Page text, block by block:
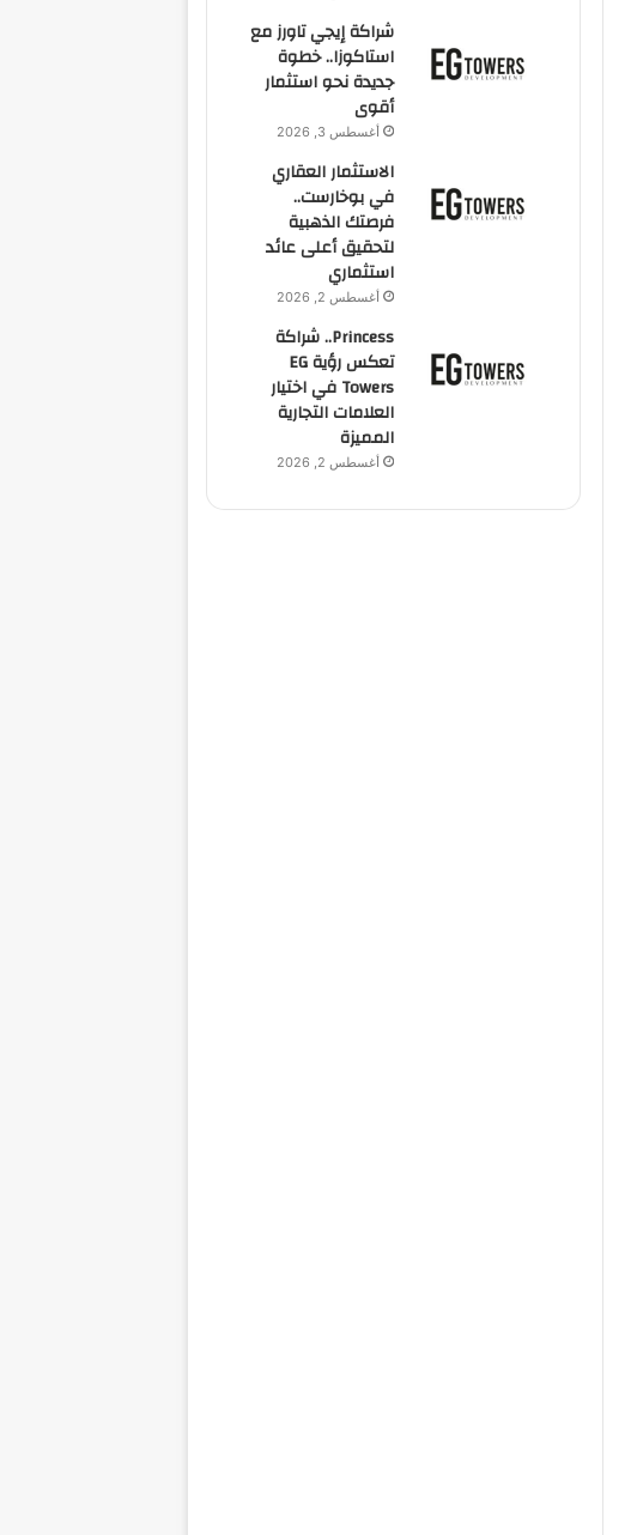
شراكة إيجي تاورز مع
استاكوزا.. خطوة
جديدة نحو استثمار
أقوى
أغسطس 3, 2026
الاستثمار العقاري
في بوخارست..
فرصتك الذهبية
لتحقيق أعلى عائد
استثماري
أغسطس 2, 2026
Princess.. شراكة
تعكس رؤية EG
Towers في اختيار
العلامات التجارية
المميزة
أغسطس 2, 2026